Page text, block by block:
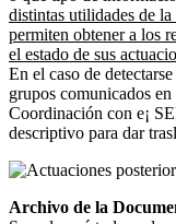
distintas utilidades de
permiten obtener a los
el estado de sus
En el caso de
grupos comunicados
Coordinación con e¡
descriptivo para dar
Archivo de la